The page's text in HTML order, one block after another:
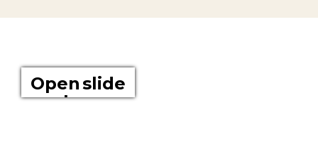
Open slide
show